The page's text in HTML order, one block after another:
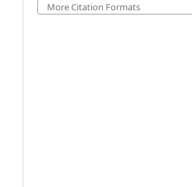
More Citation Formats